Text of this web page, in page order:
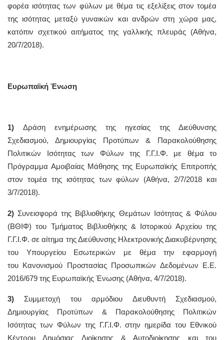
φορέα ισότητας των φύλων με θέμα τις εξελίξεις στον τομέα
της ισότητας μεταξύ γυναικών και ανδρών στη χώρα μας,
κατόπιν σχετικού αιτήματος της γαλλικής πλευράς (Αθήνα,
20/7/2018).
Ευρωπαϊκή Ένωση
1) Δράση ενημέρωσης της ηγεσίας της Διεύθυνσης
Σχεδιασμού, Δημιουργίας Προτύπων & Παρακολούθησης
Πολιτικών Ισότητας των Φύλων της Γ.Γ.Ι.Φ. με θέμα το
Πρόγραμμα Αμοιβαίας Μάθησης της Ευρωπαϊκής Επιτροπής
στον τομέα της ισότητας των φύλων (Αθήνα, 2/7/2018 και
3/7/2018).
2) Συνεισφορά της Βιβλιοθήκης Θεμάτων Ισότητας & Φύλου
(ΒΘΙΦ) του Τμήματος Βιβλιοθήκης & Ιστορικού Αρχείου της
Γ.Γ.Ι.Φ. σε αίτημα της Διεύθυνσης Ηλεκτρονικής Διακυβέρνησης
του Υπουργείου Εσωτερικών με θέμα την εφαρμογή
του Κανονισμού Προστασίας Προσωπικών Δεδομένων Ε.Ε.
2016/679 της Ευρωπαϊκής Ένωσης (Αθήνα, 4/7/2018).
3) Συμμετοχή του αρμόδιου Διευθυντή Σχεδιασμού,
Δημιουργίας Προτύπων & Παρακολούθησης Πολιτικών
Ισότητας των Φύλων της Γ.Γ.Ι.Φ. στην ημερίδα του Εθνικού
Κέντρου Δημόσιας Διοίκησης & Αυτοδιοίκησης και του